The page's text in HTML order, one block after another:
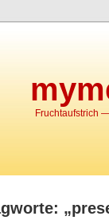
Fruchtaufstrich